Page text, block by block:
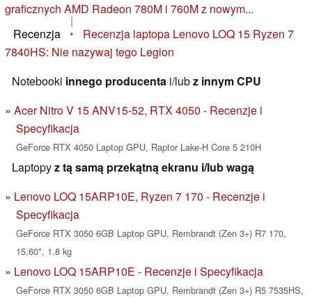
graficznych AMD Radeon 780M i 760M z nowym...
|
Recenzja
•
Recenzja laptopa Lenovo LOQ 15 Ryzen 7
7840HS: Nie nazywaj tego Legion
Notebooki innego producenta i/lubz innym CPU
Acer Nitro V 15 ANV15-52, RTX 4050 - Recenzje i
Specyfikacja
GeForce RTX 4050 Laptop GPU, Raptor Lake-H Core 5 210H
Laptopyz tą samą przekątną ekranu i/lub wagą
Lenovo LOQ 15ARP10E, Ryzen 7 170 - Recenzje i
Specyfikacja
GeForce RTX 3050 6GB Laptop GPU, Rembrandt (Zen 3+) R7 170,
15.60", 1.8 kg
Lenovo LOQ 15ARP10E - Recenzje i Specyfikacja
GeForce RTX 3050 6GB Laptop GPU, Rembrandt (Zen 3+) R5 7535HS,